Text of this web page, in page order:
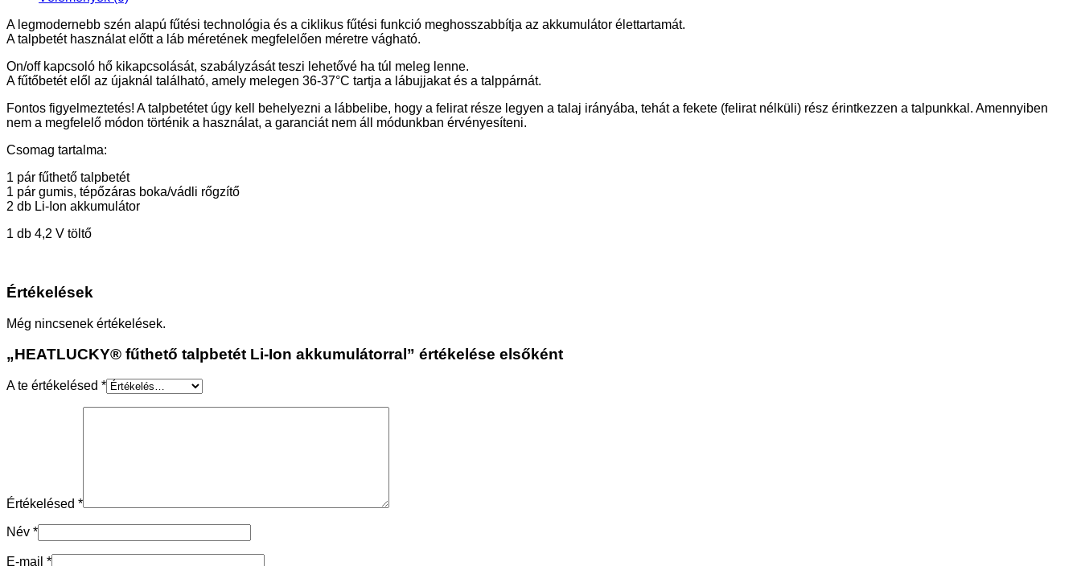
A legmodernebb szén alapú fűtési technológia és a ciklikus fűtési funkció meghosszabbítja az akkumulátor élettartamát.
A talpbetét használat előtt a láb méretének megfelelően méretre vágható.
On/off kapcsoló hő kikapcsolását, szabályzását teszi lehetővé ha túl meleg lenne.
A fűtőbetét elől az újaknál található, amely melegen 36-37°C tartja a lábujjakat és a talppárnát.​
Fontos figyelmeztetés! A talpbetétet úgy kell behelyezni a lábbelibe, hogy a felirat része legyen a talaj irányába, tehát a fekete (felirat nélküli) rész érintkezzen a talpunkkal. Amennyiben
nem a megfelelő módon történik a használat, a garanciát nem áll módunkban érvényesíteni.
​Csomag tartalma:
1 pár fűthető talpbetét
1 pár gumis, tépőzáras boka/vádli rőgzítő
2 db Li-Ion akkumulátor
1 db 4,2 V töltő
Értékelések
Még nincsenek értékelések.
„HEATLUCKY® fűthető talpbetét Li-Ion akkumulátorral” értékelése elsőként
A te értékelésed *
Értékelésed *
Név *
E-mail *